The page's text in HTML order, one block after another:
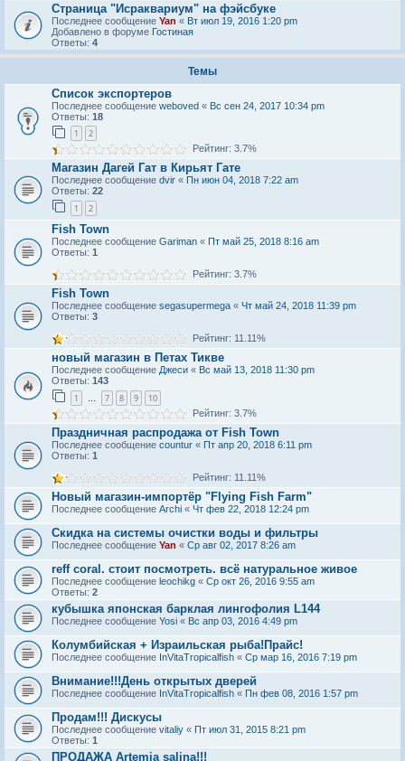
Страница "Исраквариум" на фэйсбуке
Последнее сообщение Yan « Вт июл 19, 2016 1:20 pm
Добавлено в форуме Гостиная
Ответы: 4
Темы
Список экспортеров
Последнее сообщение weboved « Вс сен 24, 2017 10:34 pm
Ответы: 18
1 2
Рейтинг: 3.7%
Магазин Дагей Гат в Кирьят Гате
Последнее сообщение dvir « Пн июн 04, 2018 7:22 am
Ответы: 22
1 2
Fish Town
Последнее сообщение Gariman « Пт май 25, 2018 8:16 am
Ответы: 1
Рейтинг: 3.7%
Fish Town
Последнее сообщение segasupermega « Чт май 24, 2018 11:39 pm
Ответы: 3
Рейтинг: 11.11%
новый магазин в Петах Тикве
Последнее сообщение Джеси « Вс май 13, 2018 11:30 pm
Ответы: 143
1 … 7 8 9 10
Рейтинг: 3.7%
Праздничная распродажа от Fish Town
Последнее сообщение countur « Пт апр 20, 2018 6:11 pm
Ответы: 1
Рейтинг: 11.11%
Новый магазин-импортёр "Flying Fish Farm‎"
Последнее сообщение Archi « Чт фев 22, 2018 12:24 pm
Скидка на системы очистки воды и фильтры
Последнее сообщение Yan « Ср авг 02, 2017 8:26 am
reff coral. стоит посмотреть. всё натуральное живое
Последнее сообщение leochikg « Ср окт 26, 2016 9:55 am
Ответы: 2
кубышка японская барклая лингофолия L144
Последнее сообщение Yosi « Вс апр 03, 2016 4:49 pm
Колумбийская + Израильская рыба!Прайс!
Последнее сообщение InVitaTropicalfish « Ср мар 16, 2016 7:19 pm
Внимание!!!День открытых дверей
Последнее сообщение InVitaTropicalfish « Пн фев 08, 2016 1:57 pm
Продам!!! Дискусы
Последнее сообщение vitaliy « Пт июл 31, 2015 8:21 pm
Ответы: 1
ПРОДАЖА Artemia salina!!!